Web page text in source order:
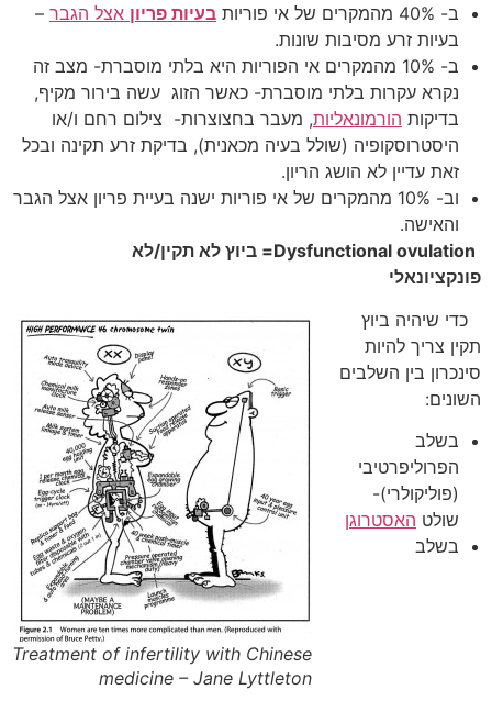
ב- 40% מהמקרים של אי פוריות
בעיות פריון אצל הגבר –
בעיות זרע מסיבות שונות.
ב- 10% מהמקרים אי הפוריות היא בלתי מוסברת- מצב זה
נקרא עקרות בלתי מוסברת- כאשר הזוג עשה בירור מקיף,
בדיקות הורמונאליות, מעבר בחצוצרות- צילום רחם ו/או
היסטרוסקופיה (שולל בעיה מכאנית), בדיקת זרע תקינה ובכל
זאת עדיין לא הושג הריון.
וב- 10% מהמקרים של אי פוריות ישנה בעיית פריון אצל הגבר
והאישה.
Dysfunctional ovulation= ביוץ לא תקין/לא
פונקציונאלי
Treatment of infertility with Chinese
medicine – Jane Lyttleton
כדי שיהיה ביוץ
תקין צריך להיות
סינכרון בין השלבים
השונים:
בשלב
הפרוליפרטיבי
(פוליקולרי)-
שולט האסטרוגן
בשלב